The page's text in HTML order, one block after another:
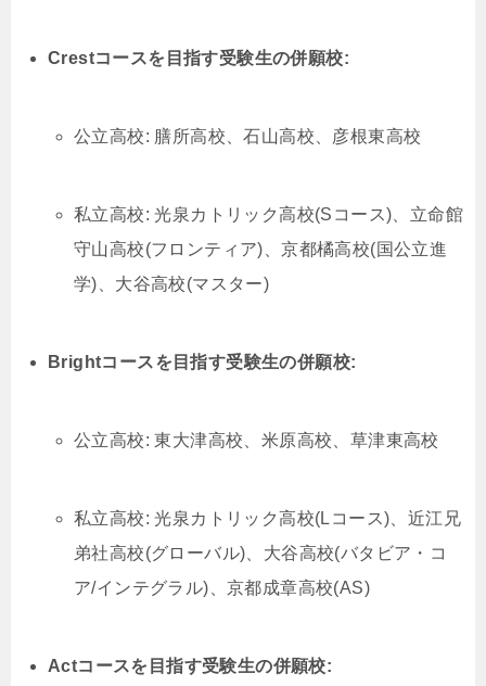
Crestコースを目指す受験生の併願校:
公立高校: 膳所高校、石山高校、彦根東高校
私立高校: 光泉カトリック高校(Sコース)、立命館
守山高校(フロンティア)、京都橘高校(国公立進
学)、大谷高校(マスター)
Brightコースを目指す受験生の併願校:
公立高校: 東大津高校、米原高校、草津東高校
私立高校: 光泉カトリック高校(Lコース)、近江兄
弟社高校(グローバル)、大谷高校(バタビア・コ
ア/インテグラル)、京都成章高校(AS)
Actコースを目指す受験生の併願校: